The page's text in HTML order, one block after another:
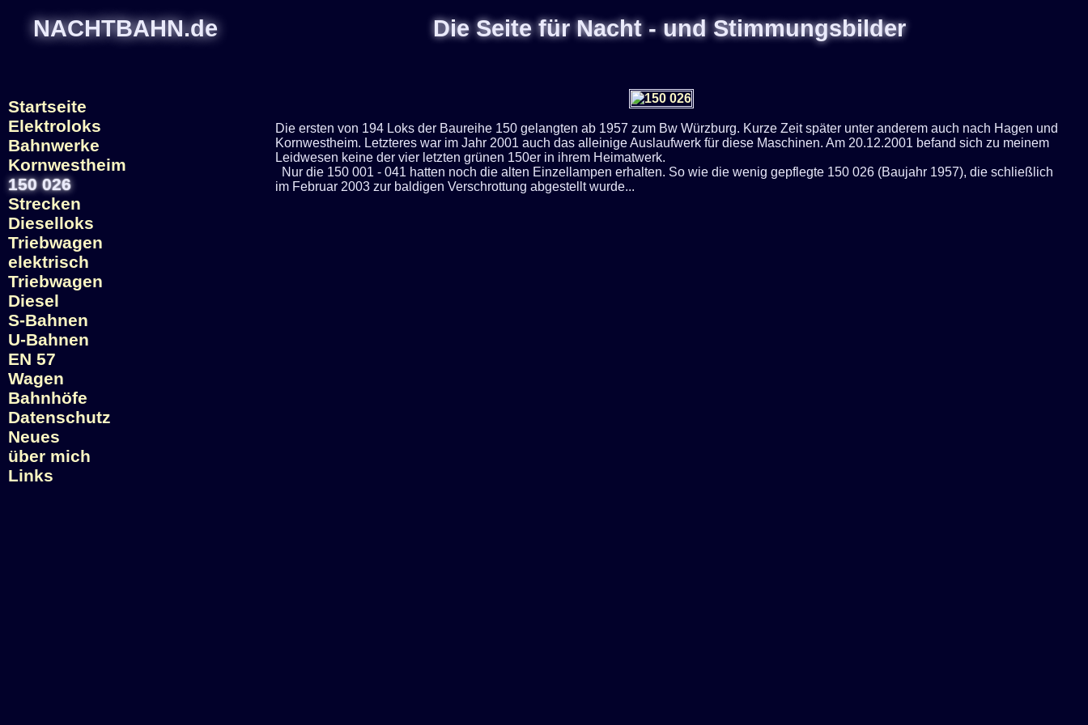
NACHTBAHN.de Die Seite für Nacht - und Stimmungsbilder
Startseite
Elektroloks
Bahnwerke
Kornwestheim
150 026
Strecken
Dieselloks
Triebwagen
elektrisch
Triebwagen
Diesel
S-Bahnen
U-Bahnen
EN 57
Wagen
Bahnhöfe
Datenschutz
Neues
über mich
Links
Die ersten von 194 Loks der Baureihe 150 gelangten ab 1957 zum Bw Würzburg. Kurze Zeit später unter anderem auch nach Hagen und
Kornwestheim. Letzteres war im Jahr 2001 auch das alleinige Auslaufwerk für diese Maschinen. Am 20.12.2001 befand sich zu meinem
Leidwesen keine der vier letzten grünen 150er in ihrem Heimatwerk.
Nur die 150 001 - 041 hatten noch die alten Einzellampen erhalten. So wie die wenig gepflegte 150 026 (Baujahr 1957), die schließlich
im Februar 2003 zur baldigen Verschrottung abgestellt wurde...